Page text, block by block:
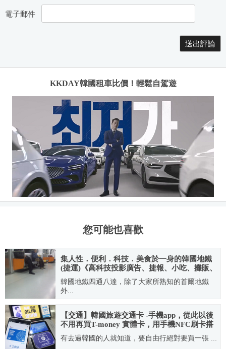
電子郵件
KKDAY韓國租車比價！輕鬆自駕遊
您可能也喜歡
集人性．便利．科技．美食於一身的韓國地鐵
(捷運)《高科技投影廣告、捷報、小吃、攤販、
故障排解》全都露！
韓國地鐵四通八達，除了大家所熟知的首爾地鐵
外...
2010.02.10
【交通】韓國旅遊交通卡 -手機app，從此以後
不用再買T-money 實體卡，用手機NFC刷卡搭
車
有去過韓國的人就知道，要自由行絕對要買一張 ...